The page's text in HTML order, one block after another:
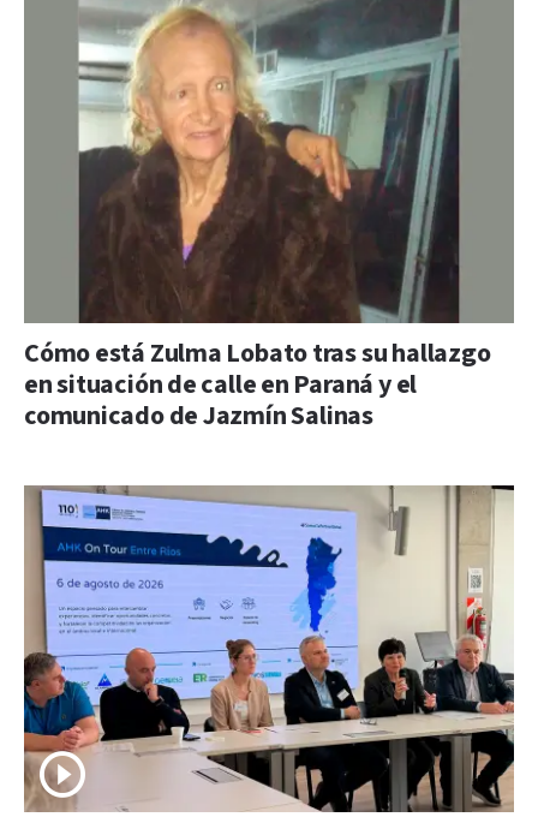
Cómo está Zulma Lobato tras su hallazgo
en situación de calle en Paraná y el
comunicado de Jazmín Salinas